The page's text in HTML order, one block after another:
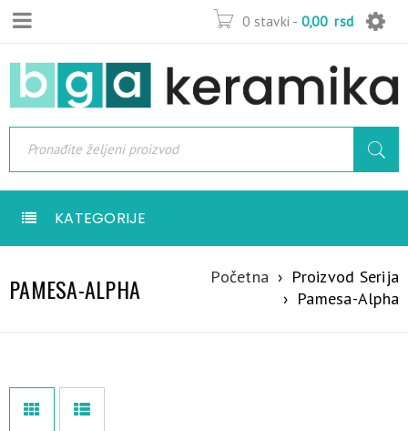
0 stavki - 0,00 rsd
KATEGORIJE
PAMESA-ALPHA Početna › Proizvod Serija
› Pamesa-Alpha